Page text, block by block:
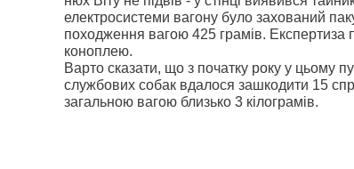
електросистеми вагону було захований
походження вагою 425 грамів. Експертиза
коноплею.
Варто сказати, що з початку року у цьому
службових собак вдалося зашкодити 15
загальною вагою близько 3 кілограмів.